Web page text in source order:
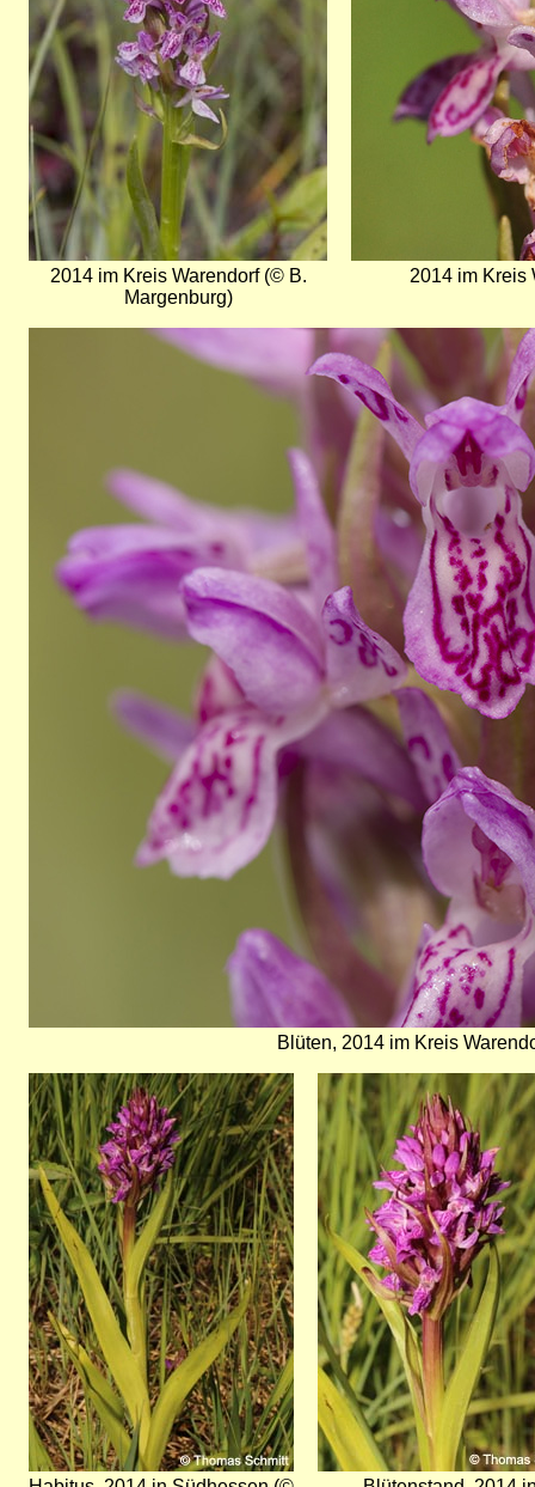
2014 im Kreis Warendorf (© B.
Margenburg)
2014 im Kreis
Blüten, 2014 im Kreis
Bild
Bild